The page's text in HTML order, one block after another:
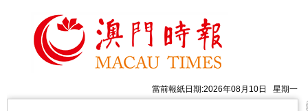
當前報紙日期:2026年08月10日 星期一